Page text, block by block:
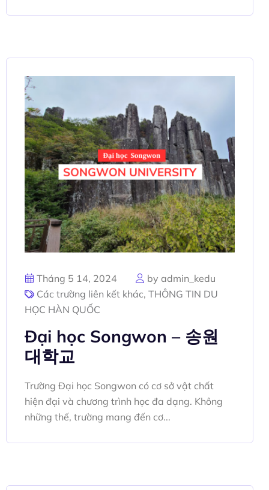
Tháng 5 14, 2024
by admin_kedu
Các trường liên kết khác, THÔNG TIN DU
HỌC HÀN QUỐC
Đại học Songwon – 송원
대학교
Trường Đại học Songwon có cơ sở vật chất
hiện đại và chương trình học đa dạng. Không
những thế, trường mang đến cơ...